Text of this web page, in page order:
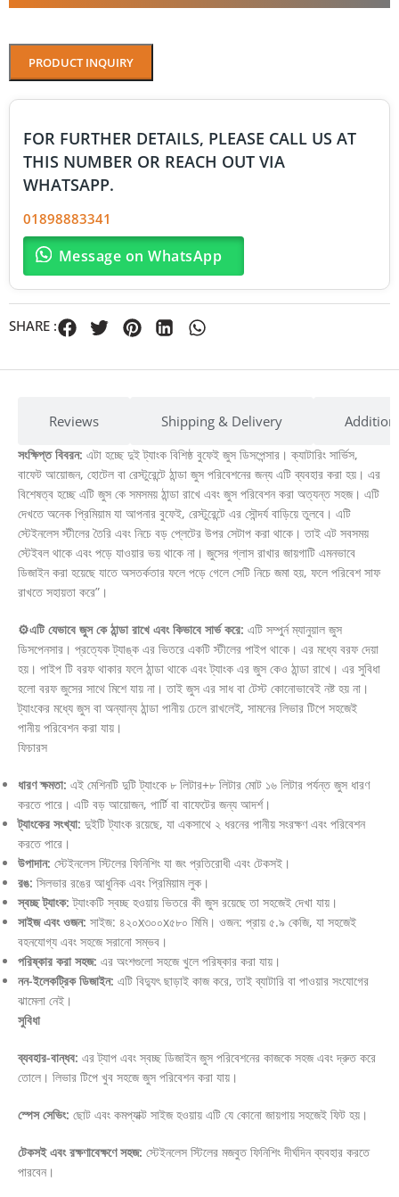
PRODUCT INQUIRY
FOR FURTHER DETAILS, PLEASE CALL US AT
THIS NUMBER OR REACH OUT VIA
WHATSAPP.
01898883341
Message on WhatsApp
SHARE :
Reviews Shipping & Delivery
সংক্ষিপ্ত বিবরন: এটা হচ্ছে দুই ট্যাংক বিশিষ্ঠ বুফেই জুস ডিসপেন্সার। ক্যাটারিং সার্ভিস,
বাফেট আয়োজন, হোটেল বা রেস্টুরেন্টে ঠান্ডা জুস পরিবেশনের জন্য এটি ব্যবহার করা হয়। এর
বিশেষত্ব হচ্ছে এটি জুস কে সমসময় ঠান্ডা রাখে এবং জুস পরিবেশন করা অত্যন্ত সহজ। এটি
দেখতে অনেক প্রিমিয়াম যা আপনার বুফেই, রেস্টুরেন্টে এর সৌন্দর্য বাড়িয়ে তুলবে। এটি
স্টেইনলেস স্টীলের তৈরি এবং নিচে বড় প্লেটের উপর সেটাপ করা থাকে। তাই এট সবসময়
স্টেইবল থাকে এবং পড়ে যাওয়ার ভয় থাকে না। জুসের গ্লাস রাখার জায়গাটি এমনভাবে
ডিজাইন করা হয়েছে যাতে অসতর্কতার ফলে পড়ে গেলে সেটি নিচে জমা হয়, ফলে পরিবেশ সাফ
রাখতে সহায়তা করে”।
⚙️এটি যেভাবে জুস কে ঠান্ডা রাখে এবং কিভাবে সার্ভ করে: এটি সম্পুর্ন ম্যানুয়াল জুস
ডিসপেনসার। প্রত্যেক ট্যাঙ্ক এর ভিতরে একটি স্টীলের পাইপ থাকে। এর মধ্যে বরফ দেয়া
হয়। পাইপ টি বরফ থাকার ফলে ঠান্ডা থাকে এবং ট্যাংক এর জুস কেও ঠান্ডা রাখে। এর সুবিধা
হলো বরফ জুসের সাথে মিশে যায় না। তাই জুস এর সাধ বা টেস্ট কোনোভাবেই নষ্ট হয় না।
ট্যাংকের মধ্যে জুস বা অন্যান্য ঠান্ডা পানীয় ঢেলে রাখলেই, সামনের লিভার টিপে সহজেই
পানীয় পরিবেশন করা যায়।
ফিচারস
ধারণ ক্ষমতা: এই মেশিনটি দুটি ট্যাংকে ৮ লিটার+৮ লিটার মোট ১৬ লিটার পর্যন্ত জুস ধারণ
করতে পারে। এটি বড় আয়োজন, পার্টি বা বাফেটের জন্য আদর্শ।
ট্যাংকের সংখ্যা: দুইটি ট্যাংক রয়েছে, যা একসাথে ২ ধরনের পানীয় সংরক্ষণ এবং পরিবেশন
করতে পারে।
উপাদান: স্টেইনলেস স্টিলের ফিনিশিং যা জং প্রতিরোধী এবং টেকসই।
রঙ: সিলভার রঙের আধুনিক এবং প্রিমিয়াম লুক।
স্বচ্ছ ট্যাংক: ট্যাংকটি স্বচ্ছ হওয়ায় ভিতরে কী জুস রয়েছে তা সহজেই দেখা যায়।
সাইজ এবং ওজন: সাইজ: ৪২০x৩০০x৫৮০ মিমি। ওজন: প্রায় ৫.৯ কেজি, যা সহজেই
বহনযোগ্য এবং সহজে সরানো সম্ভব।
পরিষ্কার করা সহজ: এর অংশগুলো সহজে খুলে পরিষ্কার করা যায়।
নন-ইলেকট্রিক ডিজাইন: এটি বিদ্যুৎ ছাড়াই কাজ করে, তাই ব্যাটারি বা পাওয়ার সংযোগের
ঝামেলা নেই।
সুবিধা
ব্যবহার-বান্ধব: এর ট্যাপ এবং স্বচ্ছ ডিজাইন জুস পরিবেশনের কাজকে সহজ এবং দ্রুত করে
তোলে। লিভার টিপে খুব সহজে জুস পরিবেশন করা যায়।
স্পেস সেভিং: ছোট এবং কমপ্যাক্ট সাইজ হওয়ায় এটি যে কোনো জায়গায় সহজেই ফিট হয়।
টেকসই এবং রক্ষণাবেক্ষণে সহজ: স্টেইনলেস স্টিলের মজবুত ফিনিশিং দীর্ঘদিন ব্যবহার করতে
পারবেন।